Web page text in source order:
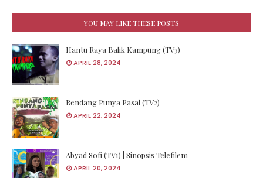
YOU MAY LIKE THESE POSTS
Hantu Raya Balik Kampung (TV3)
APRIL 28, 2024
Rendang Punya Pasal (TV2)
APRIL 22, 2024
Abyad Sofi (TV1) | Sinopsis Telefilem
APRIL 20, 2024